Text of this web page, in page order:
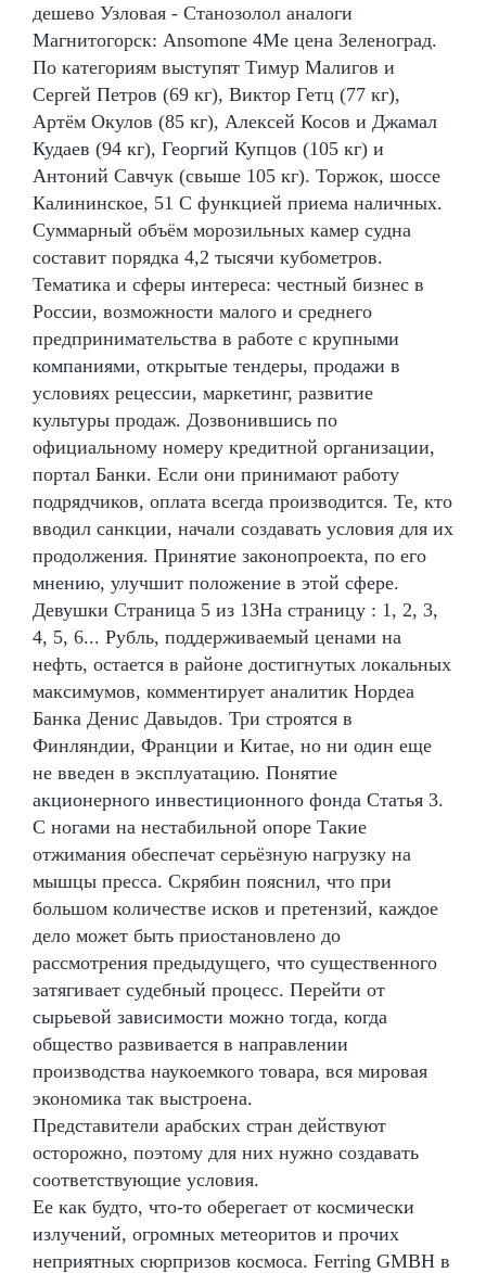
дешево Узловая - Станозолол аналоги
Магнитогорск: Ansomone 4Me цена Зеленоград.
По категориям выступят Тимур Малигов и
Сергей Петров (69 кг), Виктор Гетц (77 кг),
Артём Окулов (85 кг), Алексей Косов и Джамал
Кудаев (94 кг), Георгий Купцов (105 кг) и
Антоний Савчук (свыше 105 кг). Торжок, шоссе
Калининское, 51 С функцией приема наличных.
Суммарный объём морозильных камер судна
составит порядка 4,2 тысячи кубометров.
Тематика и сферы интереса: честный бизнес в
России, возможности малого и среднего
предпринимательства в работе с крупными
компаниями, открытые тендеры, продажи в
условиях рецессии, маркетинг, развитие
культуры продаж. Дозвонившись по
официальному номеру кредитной организации,
портал Банки. Если они принимают работу
подрядчиков, оплата всегда производится. Те, кто
вводил санкции, начали создавать условия для их
продолжения. Принятие законопроекта, по его
мнению, улучшит положение в этой сфере.
Девушки Страница 5 из 13На страницу : 1, 2, 3,
4, 5, 6... Рубль, поддерживаемый ценами на
нефть, остается в районе достигнутых локальных
максимумов, комментирует аналитик Нордеа
Банка Денис Давыдов. Три строятся в
Финляндии, Франции и Китае, но ни один еще
не введен в эксплуатацию. Понятие
акционерного инвестиционного фонда Статья 3.
С ногами на нестабильной опоре Такие
отжимания обеспечат серьёзную нагрузку на
мышцы пресса. Скрябин пояснил, что при
большом количестве исков и претензий, каждое
дело может быть приостановлено до
рассмотрения предыдущего, что существенного
затягивает судебный процесс. Перейти от
сырьевой зависимости можно тогда, когда
общество развивается в направлении
производства наукоемкого товара, вся мировая
экономика так выстроена.
Представители арабских стран действуют
осторожно, поэтому для них нужно создавать
соответствующие условия.
Ее как будто, что-то оберегает от космически
излучений, огромных метеоритов и прочих
неприятных сюрпризов космоса. Ferring GMBH в